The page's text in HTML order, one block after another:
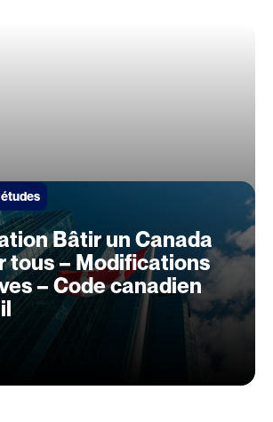
Bâtir un Canada
tous – Modifications
– Code canadien